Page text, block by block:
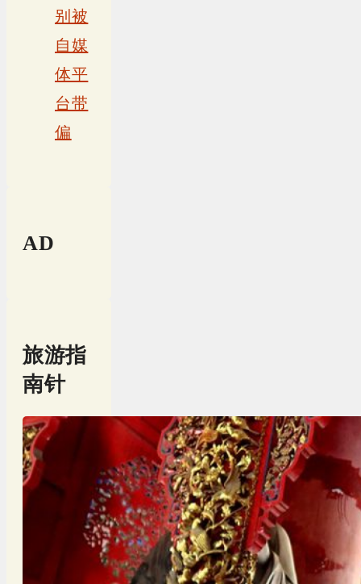
别被
自媒
体平
台带
偏
AD
旅游指
南针